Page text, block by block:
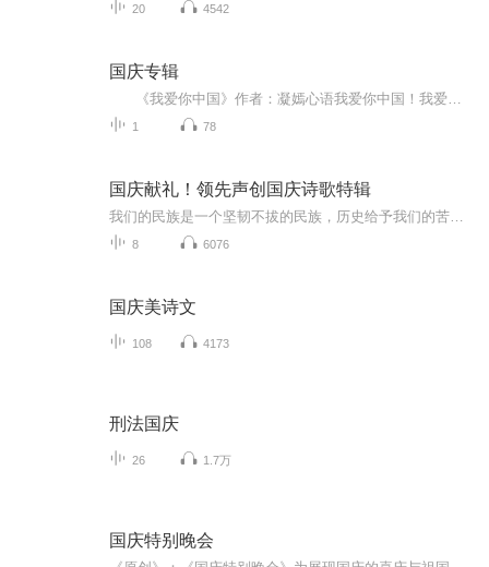
20 4542
国庆专辑
1 78
国庆献礼！领先声创国庆诗歌特辑
8 6076
国庆美诗文
108 4173
刑法国庆
26 1.7万
国庆特别晚会